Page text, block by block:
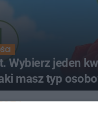
Wybierz jeden
masz typ